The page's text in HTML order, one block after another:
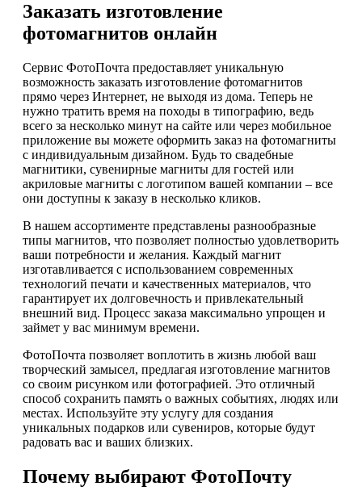
Заказать изготовление
фотомагнитов онлайн
Сервис ФотоПочта предоставляет уникальную
возможность заказать изготовление фотомагнитов
прямо через Интернет, не выходя из дома. Теперь не
нужно тратить время на походы в типографию, ведь
всего за несколько минут на сайте или через мобильное
приложение вы можете оформить заказ на фотомагниты
с индивидуальным дизайном. Будь то свадебные
магнитики, сувенирные магниты для гостей или
акриловые магниты с логотипом вашей компании – все
они доступны к заказу в несколько кликов.
В нашем ассортименте представлены разнообразные
типы магнитов, что позволяет полностью удовлетворить
ваши потребности и желания. Каждый магнит
изготавливается с использованием современных
технологий печати и качественных материалов, что
гарантирует их долговечность и привлекательный
внешний вид. Процесс заказа максимально упрощен и
займет у вас минимум времени.
ФотоПочта позволяет воплотить в жизнь любой ваш
творческий замысел, предлагая изготовление магнитов
со своим рисунком или фотографией. Это отличный
способ сохранить память о важных событиях, людях или
местах. Используйте эту услугу для создания
уникальных подарков или сувениров, которые будут
радовать вас и ваших близких.
Почему выбирают ФотоПочту